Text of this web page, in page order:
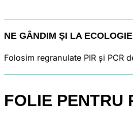
NE GÂNDIM ȘI LA ECOLOGIE
Folosim regranulate PIR și
FOLIE PENTRU